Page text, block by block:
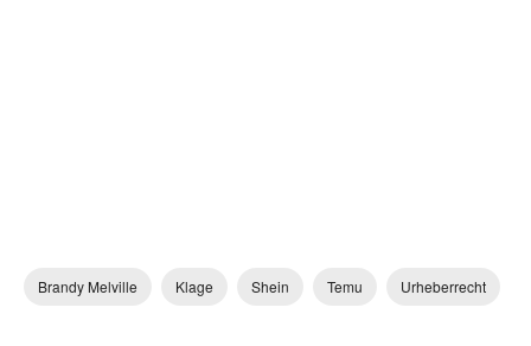
Brandy Melville Klage Shein Temu Urheberrecht